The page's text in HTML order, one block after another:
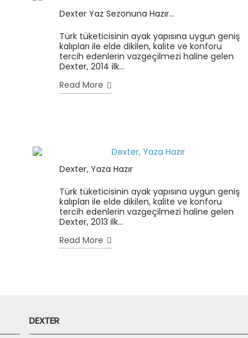
Dexter Yaz Sezonuna Hazır...
Türk tüketicisinin ayak yapısına uygun geniş
kalıpları ile elde dikilen, kalite ve konforu
tercih edenlerin vazgeçilmezi haline gelen
Dexter, 2014 ilk...
Read More
Dexter, Yaza Hazır
Türk tüketicisinin ayak yapısına uygun geniş
kalıpları ile elde dikilen, kalite ve konforu
tercih edenlerin vazgeçilmezi haline gelen
Dexter, 2013 ilk...
Read More
DEXTER